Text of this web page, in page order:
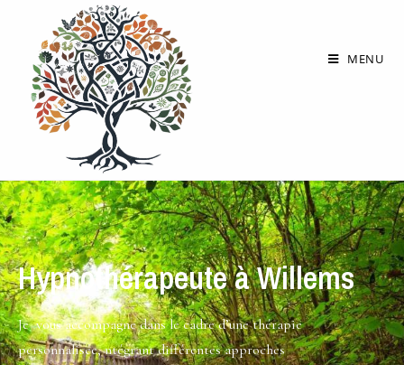
MENU
Hypnothérapeute à Willems
Je vous accompagne dans le cadre d’une thérapie
personnalisée, ntégrant différentes approches